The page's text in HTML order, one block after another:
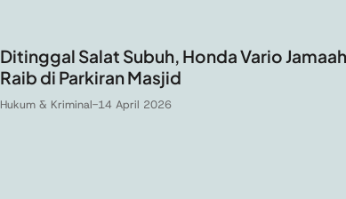
Ditinggal Salat Subuh, Honda Vario Jamaah
Raib di Parkiran Masjid
Hukum & Kriminal-14 April 2026